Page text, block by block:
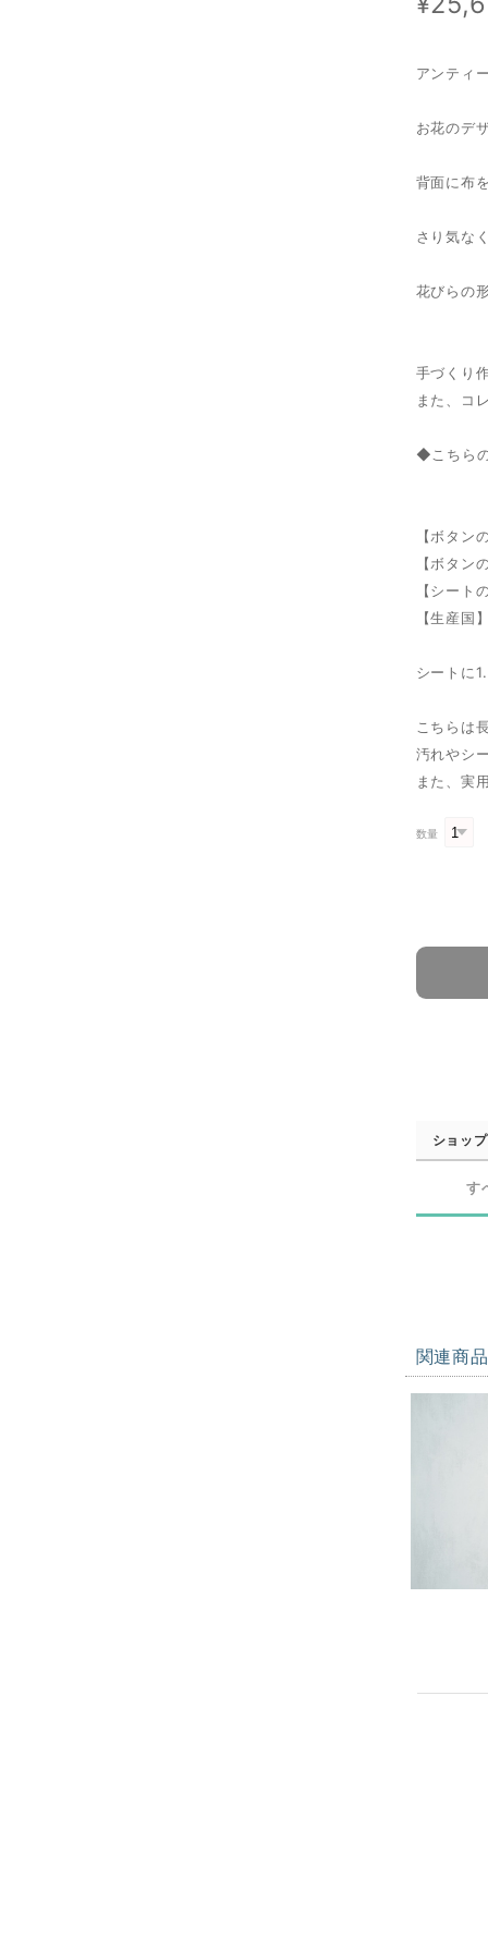
アンティ
お花のデ
背面に布
さり気な
花びらの
手づくり
また、コ
◆こちら
【ボタン
【ボタン
【シー
【生産国
シートに
こちらは
汚れやシ
また、実
数量
ショッ
す
関連商品